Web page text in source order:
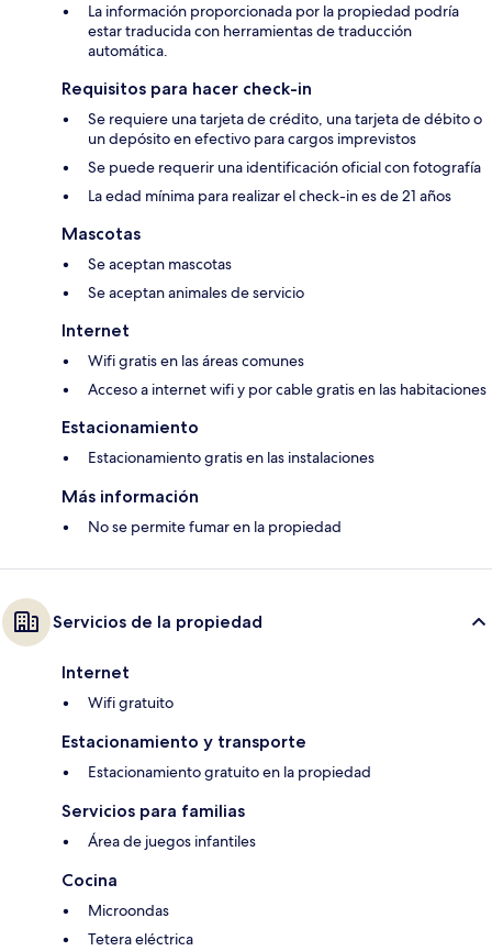
La información proporcionada por la propiedad podría
estar traducida con herramientas de traducción
automática.
Requisitos para hacer check-in
Se requiere una tarjeta de crédito, una tarjeta de débito o
un depósito en efectivo para cargos imprevistos
Se puede requerir una identificación oficial con fotografía
La edad mínima para realizar el check-in es de 21 años
Mascotas
Se aceptan mascotas
Se aceptan animales de servicio
Internet
Wifi gratis en las áreas comunes
Acceso a internet wifi y por cable gratis en las habitaciones
Estacionamiento
Estacionamiento gratis en las instalaciones
Más información
No se permite fumar en la propiedad
Servicios de la propiedad
Internet
Wifi gratuito
Estacionamiento y transporte
Estacionamiento gratuito en la propiedad
Servicios para familias
Área de juegos infantiles
Cocina
Microondas
Tetera eléctrica